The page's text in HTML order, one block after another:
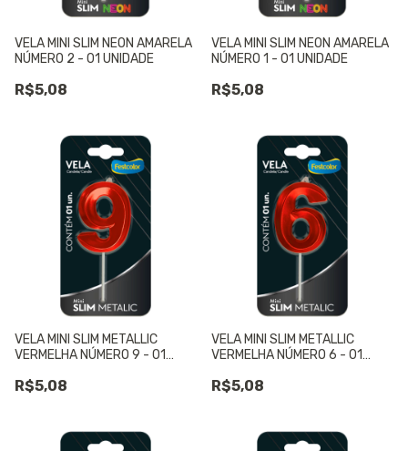
VELA MINI SLIM NEON AMARELA
NÚMERO 2 - 01 UNIDADE
R$5,08
VELA MINI SLIM NEON AMARELA
NÚMERO 1 - 01 UNIDADE
R$5,08
VELA MINI SLIM METALLIC
VERMELHA NÚMERO 9 - 01
R$5,08
VELA MINI SLIM METALLIC
VERMELHA NÚMERO 6 - 01
R$5,08